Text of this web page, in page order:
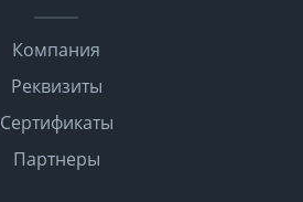
Компания
Реквизиты
Сертификаты
Партнеры